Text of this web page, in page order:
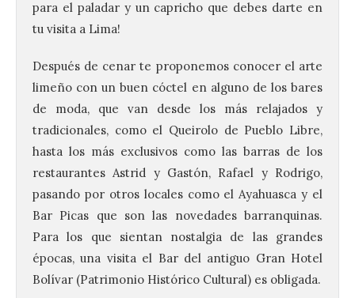
para el paladar y un capricho que debes darte en
tu visita a Lima!
Después de cenar te proponemos conocer el arte
limeño con un buen cóctel en alguno de los bares
de moda, que van desde los más relajados y
tradicionales, como el Queirolo de Pueblo Libre,
hasta los más exclusivos como las barras de los
restaurantes Astrid y Gastón, Rafael y Rodrigo,
pasando por otros locales como el Ayahuasca y el
Bar Picas que son las novedades barranquinas.
Para los que sientan nostalgia de las grandes
épocas, una visita el Bar del antiguo Gran Hotel
Bolívar (Patrimonio Histórico Cultural) es obligada.